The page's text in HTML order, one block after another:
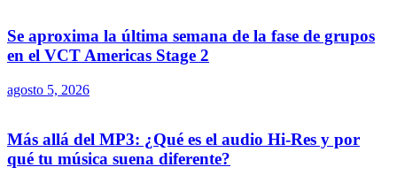
Se aproxima la última semana de la fase de grupos
en el VCT Americas Stage 2
agosto 5, 2026
Más allá del MP3: ¿Qué es el audio Hi-Res y por
qué tu música suena diferente?